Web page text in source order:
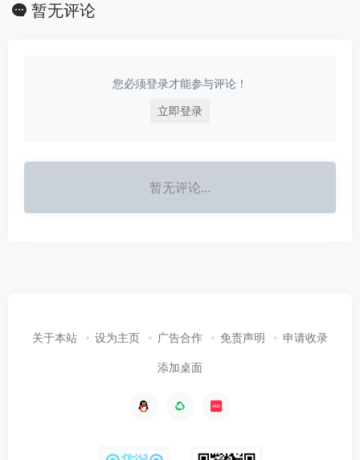
暂无评论
您必须登录才能参与评论！
立即登录
暂无评论...
关于本站 设为主页 广告合作 免责声明 申请收录
添加桌面